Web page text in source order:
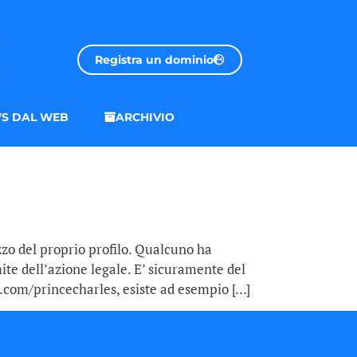
Registra un dominio
DAL WEB ARCHIVIO
del proprio profilo. Qualcuno ha
dell’azione legale. E’ sicuramente del
princecharles, esiste ad esempio […]